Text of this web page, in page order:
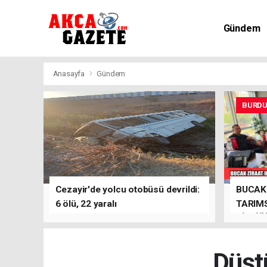
Gündem
Anasayfa Gündem
Cezayir'de yolcu otobüsü devrildi:
6 ölü, 22 yaralı